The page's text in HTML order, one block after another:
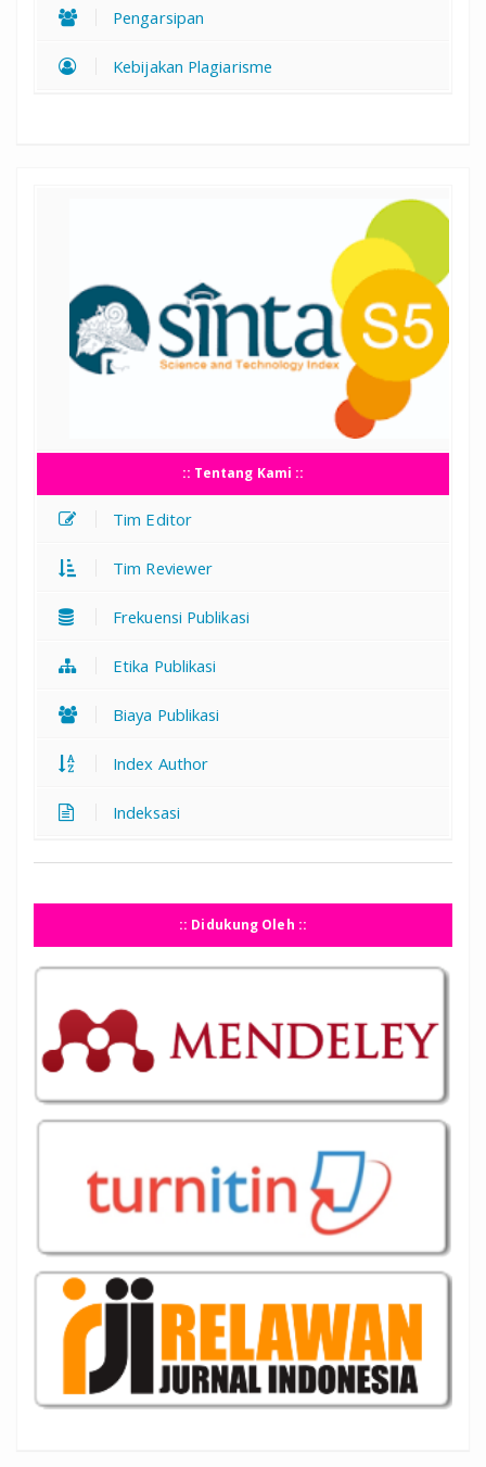
Pengarsipan
Kebijakan Plagiarisme
:: Tentang Kami ::
Tim Editor
Tim Reviewer
Frekuensi Publikasi
Etika Publikasi
Biaya Publikasi
Index Author
Indeksasi
:: Didukung Oleh ::